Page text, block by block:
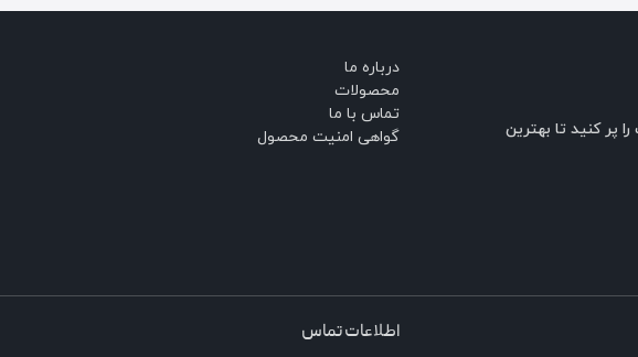
پر کنید تا بهترین
درباره ما
محصولات
تماس با ما
گواهی امنیت محصول
اطلاعات تماس